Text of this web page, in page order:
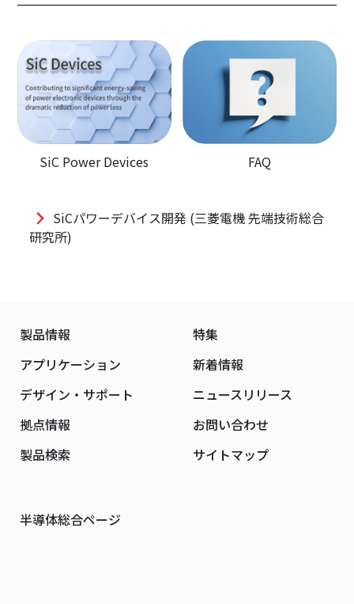
SiC Power Devices FAQ
SiCパワーデバイス開発 (三菱電機 先端技術総合
研究所)
製品情報
アプリケーション
デザイン・サポート
拠点情報
製品検索
特集
新着情報
ニュースリリース
お問い合わせ
サイトマップ
半導体総合ページ